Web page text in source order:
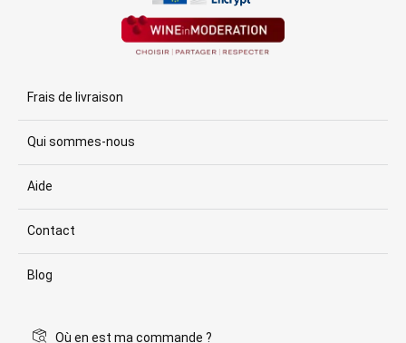
Frais de livraison
Qui sommes-nous
Aide
Contact
Blog
Où en est ma commande ?